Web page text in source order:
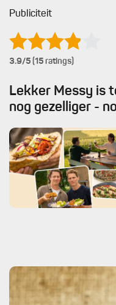
Publiciteit
3.9/5 (15 ratings)
Lekker Messy is
nog gezelliger -